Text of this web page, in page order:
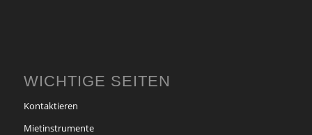
WICHTIGE SEITEN
Kontaktieren
Mietinstrumente